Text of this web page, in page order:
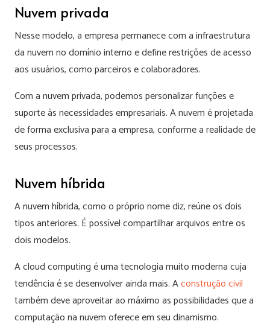
Nuvem privada
Nesse modelo, a empresa permanece com a infraestrutura
da nuvem no domínio interno e define restrições de acesso
aos usuários, como parceiros e colaboradores.
Com a nuvem privada, podemos personalizar funções e
suporte às necessidades empresariais. A nuvem é projetada
de forma exclusiva para a empresa, conforme a realidade de
seus processos.
Nuvem híbrida
A nuvem híbrida, como o próprio nome diz, reúne os dois
tipos anteriores. É possível compartilhar arquivos entre os
dois modelos.
A cloud computing é uma tecnologia muito moderna cuja
tendência é se desenvolver ainda mais. Aconstrução civil
também deve aproveitar ao máximo as possibilidades que a
computação na nuvem oferece em seu dinamismo.